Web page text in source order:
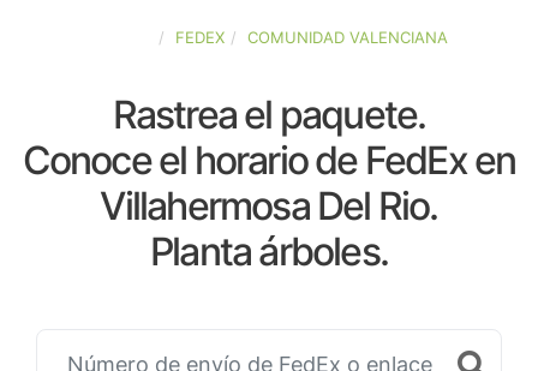
FEDEX COMUNIDAD VALENCIANA
Rastrea el paquete.
Conoce el horario de FedEx en
Villahermosa Del Rio.
Planta árboles.